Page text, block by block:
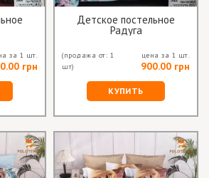
за 1 шт.
грн
Детское постельное
Радуга
(продажа от: 1
шт)
цена за 1 шт.
900.00 грн
КУПИТЬ